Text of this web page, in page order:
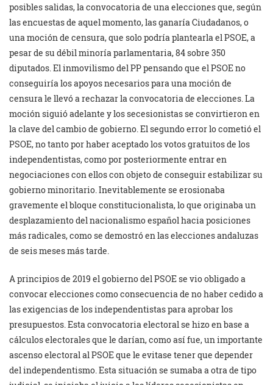
posibles salidas, la convocatoria de una elecciones que, según
las encuestas de aquel momento, las ganaría Ciudadanos, o
una moción de censura, que solo podría plantearla el PSOE, a
pesar de su débil minoría parlamentaria, 84 sobre 350
diputados. El inmovilismo del PP pensando que el PSOE no
conseguiría los apoyos necesarios para una moción de
censura le llevó a rechazar la convocatoria de elecciones. La
moción siguió adelante y los secesionistas se convirtieron en
la clave del cambio de gobierno. El segundo error lo cometió el
PSOE, no tanto por haber aceptado los votos gratuitos de los
independentistas, como por posteriormente entrar en
negociaciones con ellos con objeto de conseguir estabilizar su
gobierno minoritario. Inevitablemente se erosionaba
gravemente el bloque constitucionalista, lo que originaba un
desplazamiento del nacionalismo español hacia posiciones
más radicales, como se demostró en las elecciones andaluzas
de seis meses más tarde.
A principios de 2019 el gobierno del PSOE se vio obligado a
convocar elecciones como consecuencia de no haber cedido a
las exigencias de los independentistas para aprobar los
presupuestos. Esta convocatoria electoral se hizo en base a
cálculos electorales que le darían, como así fue, un importante
ascenso electoral al PSOE que le evitase tener que depender
del independentismo. Esta situación se sumaba a otra de tipo